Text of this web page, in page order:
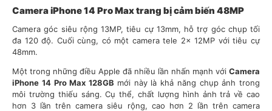
Camera iPhone 14 Pro Max trang bị cảm biến 48MP
Camera góc siêu rộng 13MP, tiêu cự 13mm, hỗ trợ góc chụp tối
đa 120 độ. Cuối cùng, có một camera tele 2x 12MP với tiêu cự
48mm.
Một trong những điều Apple đã nhiều lần nhấn mạnh với Camera
iPhone 14 Pro Max 128GB mới này là khả năng chụp ảnh trong
môi trường thiếu sáng. Cụ thể, chất lượng hình ảnh trả về cao
hơn 3 lần trên camera siêu rộng, cao hơn 2 lần trên camera